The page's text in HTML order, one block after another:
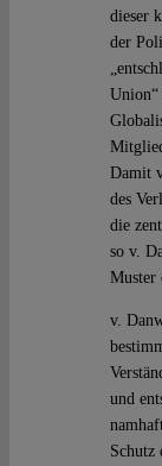
dieser
der
Damit
des
die
so v.
Muster
v.
und
Schutz